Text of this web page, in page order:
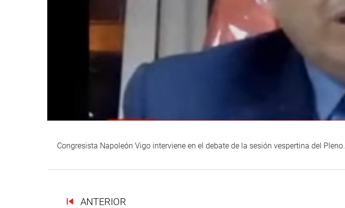
Congresista Napoleón Vigo interviene en el debate de la sesión vespertina del Pleno.
ANTERIOR